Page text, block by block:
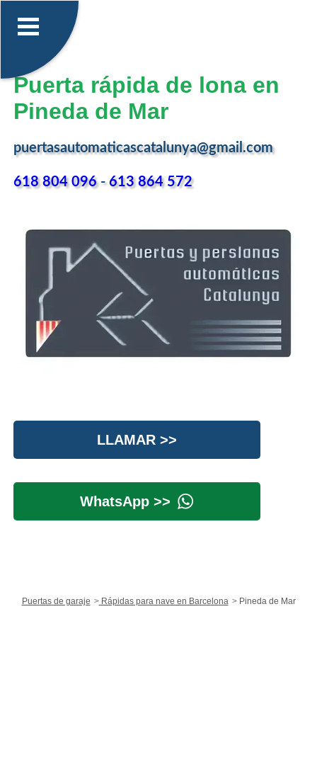
Puerta rápida de lona en
Pineda de Mar
puertasautomaticascatalunya@gmail.com
618 804 096-613 864 572
LLAMAR >>
WhatsApp >>
Puertas de garaje Rápidas para nave en Barcelona Pineda de Mar